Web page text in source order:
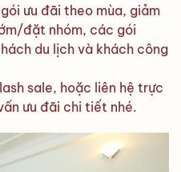
ưu đãi theo mùa, giảm
đặt nhóm, các gói
du lịch và khách công
sale, hoặc liên hệ trực
ưu đãi chi tiết nhé.